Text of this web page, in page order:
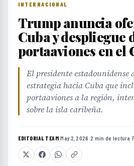
INTERNACIONAL
Trump anuncia
Cuba y despliegue
portaaviones en el
El presidente
estrategia hacia Cuba que
portaaviones a la región,
sobre la isla caribeña.
EDITORIAL TEAM·May 2, 2026 ·2 min de lectura ·